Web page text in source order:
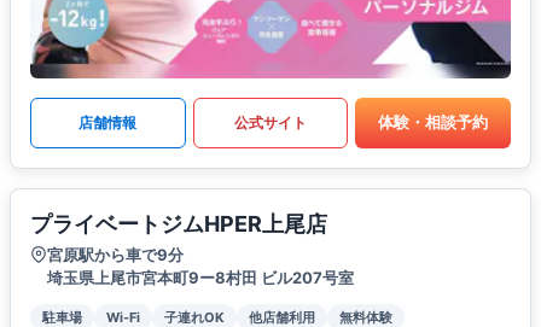
店舗情報 公式サイト 体験・相談予約
プライベートジムHPER上尾店
宮原駅から車で9分
埼玉県上尾市宮本町9ー8村田 ビル207号室
駐車場 Wi-Fi 子連れOK 他店舗利用
無料体験